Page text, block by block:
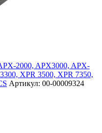
2000, APX3000, APX-
XPR 3500, XPR 7350,
Артикул: 00-00009324